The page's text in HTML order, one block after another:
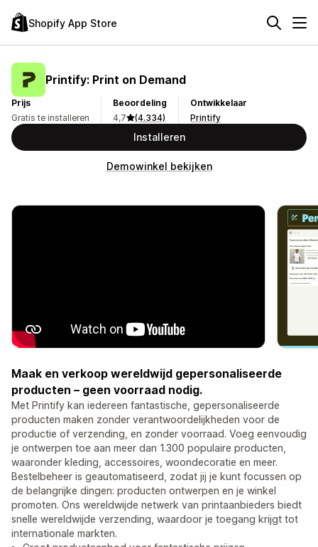
Shopify App Store
Printify: Print on Demand
Prijs
Gratis te installeren
Beoordeling
4,7
(4.334)
Ontwikkelaar
Printify
Installeren
Demowinkel bekijken
Maak en verkoop wereldwijd gepersonaliseerde
producten – geen voorraad nodig.
Met Printify kan iedereen fantastische, gepersonaliseerde
producten maken zonder verantwoordelijkheden voor de
productie of verzending, en zonder voorraad. Voeg eenvoudig
je ontwerpen toe aan meer dan 1.300 populaire producten,
waaronder kleding, accessoires, woondecoratie en meer.
Bestelbeheer is geautomatiseerd, zodat jij je kunt focussen op
de belangrijke dingen: producten ontwerpen en je winkel
promoten. Ons wereldwijde netwerk van printaanbieders biedt
snelle wereldwijde verzending, waardoor je toegang krijgt tot
internationale markten.